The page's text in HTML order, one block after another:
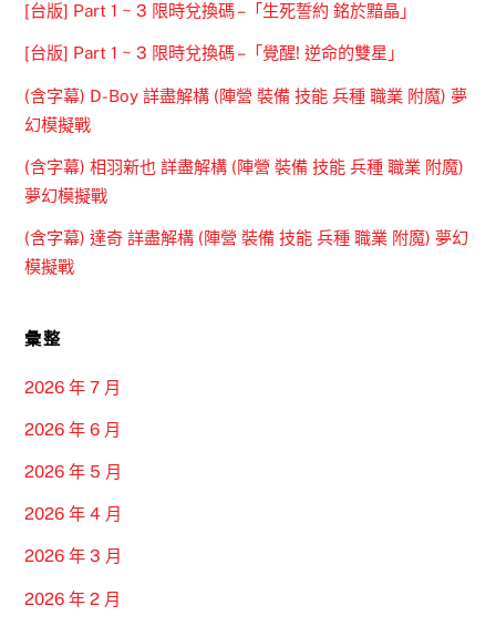
[台版] Part 1 ~ 3 限時兌換碼 –「生死誓約 銘於黯晶」
[台版] Part 1 ~ 3 限時兌換碼 –「覺醒! 逆命的雙星」
(含字幕) D-Boy 詳盡解構 (陣營 裝備 技能 兵種 職業 附魔) 夢
幻模擬戰
(含字幕) 相羽新也 詳盡解構 (陣營 裝備 技能 兵種 職業 附魔)
夢幻模擬戰
(含字幕) 達奇 詳盡解構 (陣營 裝備 技能 兵種 職業 附魔) 夢幻
模擬戰
彙整
2026 年 7 月
2026 年 6 月
2026 年 5 月
2026 年 4 月
2026 年 3 月
2026 年 2 月